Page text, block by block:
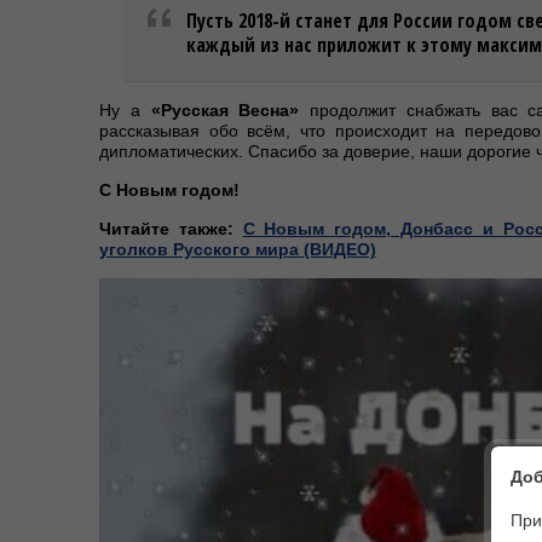
Пусть 2018-й станет для России годом
каждый из нас приложит к этому
Ну а «Русская Весна» продолжит снабжать вас
рассказывая обо всём, что происходит на
дипломатических. Спасибо за доверие, наши дорогие
С Новым годом!
Читайте также: С Новым годом, Донбасс и
уголков Русского мира (ВИДЕО)